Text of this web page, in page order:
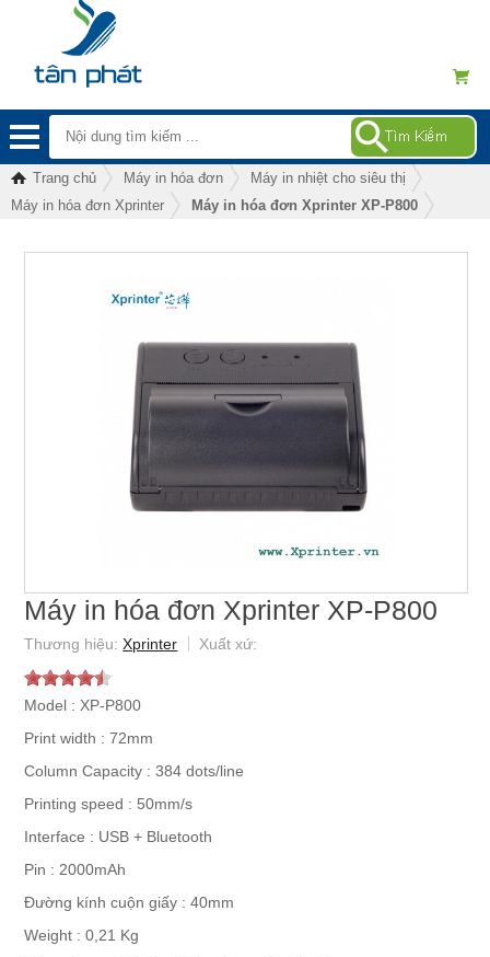
Trang chủ Máy in hóa đơn
Máy in nhiệt cho siêu thị
Máy in hóa đơn Xprinter
Máy in hóa đơn Xprinter XP-P800
Máy in hóa đơn Xprinter XP-P800
Xprinter
Model : XP-P800
Print width : 72mm
Column Capacity : 384 dots/line
Printing speed : 50mm/s
Interface : USB + Bluetooth
Pin : 2000mAh
Đường kính cuộn giấy : 40mm
Weight : 0,21 Kg